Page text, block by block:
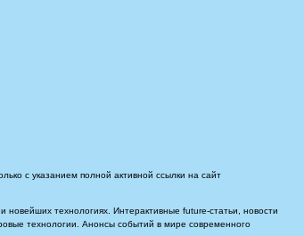
с указанием полной активной ссылки на сайт
технологиях. Интерактивные future-статьи, новости
технологии. Анонсы событий в мире современного